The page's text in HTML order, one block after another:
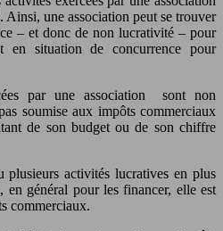
une association peut se trouver
– et donc de non lucrativité – pour
en situation de concurrence pour
par une association sont non
soumise aux impôts commerciaux
de son budget ou de son chiffre
plusieurs activités lucratives en plus
en général pour les financer, elle est
commerciaux.